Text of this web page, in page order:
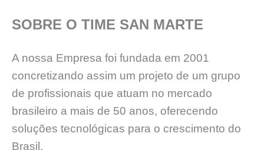
SOBRE O TIME SAN MARTE
A nossa Empresa foi fundada em 2001
concretizando assim um projeto de um grupo
de profissionais que atuam no mercado
brasileiro a mais de 50 anos, oferecendo
soluções tecnológicas para o crescimento do
Brasil.